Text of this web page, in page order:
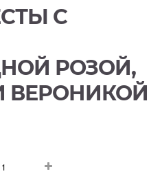
С
РОЗОЙ,
ВЕРОНИКОЙ